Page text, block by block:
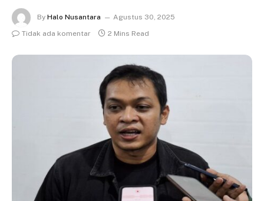
By Halo Nusantara
Agustus 30, 2025
Tidak ada komentar
2 Mins Read